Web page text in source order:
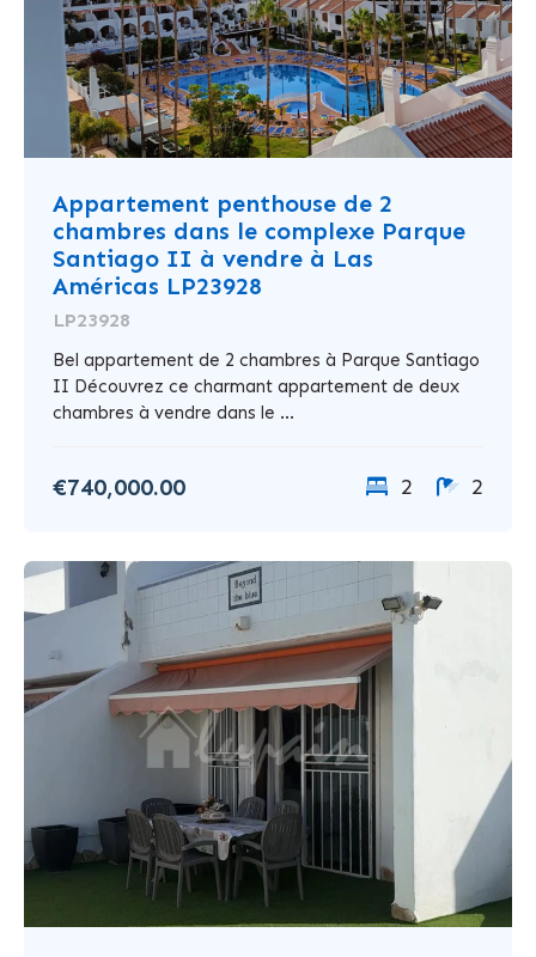
Appartement penthouse de 2
chambres dans le complexe Parque
Santiago II à vendre à Las
Américas LP23928
LP23928
Bel appartement de 2 chambres à Parque Santiago
II Découvrez ce charmant appartement de deux
chambres à vendre dans le ...
€740,000.00 2 2